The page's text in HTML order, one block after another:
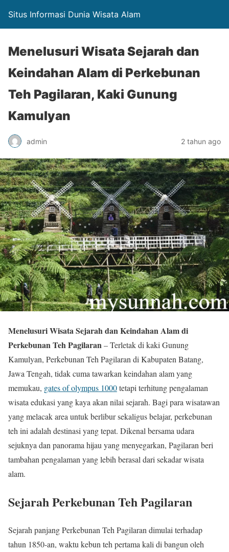
Situs Informasi Dunia Wisata Alam
Menelusuri Wisata Sejarah dan
Keindahan Alam di Perkebunan
Teh Pagilaran, Kaki Gunung
Kamulyan
admin 2 tahun ago
Menelusuri Wisata Sejarah dan Keindahan Alam di
Perkebunan Teh Pagilaran– Terletak di kaki Gunung
Kamulyan, Perkebunan Teh Pagilaran di Kabupaten Batang,
Jawa Tengah, tidak cuma tawarkan keindahan alam yang
memukau, gates of olympus 1000tetapi terhitung pengalaman
wisata edukasi yang kaya akan nilai sejarah. Bagi para wisatawan
yang melacak area untuk berlibur sekaligus belajar, perkebunan
teh ini adalah destinasi yang tepat. Dikenal bersama udara
sejuknya dan panorama hijau yang menyegarkan, Pagilaran beri
tambahan pengalaman yang lebih berasal dari sekadar wisata
alam.
Sejarah Perkebunan Teh Pagilaran
Sejarah panjang Perkebunan Teh Pagilaran dimulai terhadap
tahun 1850-an, waktu kebun teh pertama kali di bangun oleh